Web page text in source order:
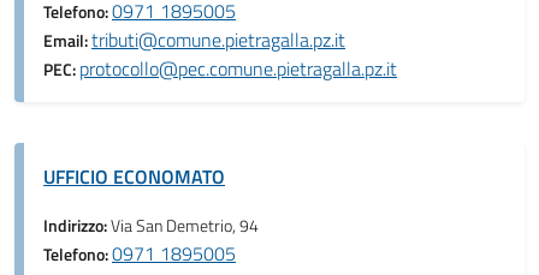
Telefono:0971 1895005
Email:tributi@comune.pietragalla.pz.it
PEC:protocollo@pec.comune.pietragalla.pz.it
UFFICIO ECONOMATO
Indirizzo:Via San Demetrio, 94
Telefono:0971 1895005